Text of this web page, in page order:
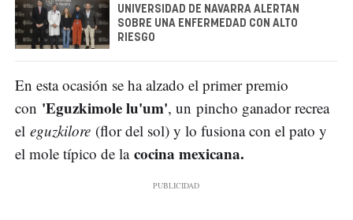
UNIVERSIDAD DE NAVARRA ALERTAN
SOBRE UNA ENFERMEDAD CON ALTO
RIESGO
En esta ocasión se ha alzado el primer premio
con 'Eguzkimole lu'um', un pincho ganador recrea
el eguzkilore (flor del sol) y lo fusiona con el pato y
el mole típico de la cocina mexicana.